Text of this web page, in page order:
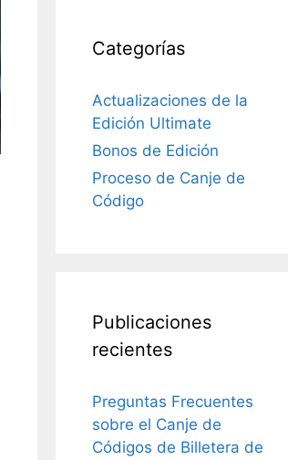
Categorías
Actualizaciones de la
Edición Ultimate
Bonos de Edición
Proceso de Canje de
Código
Publicaciones
recientes
Preguntas Frecuentes
sobre el Canje de
Códigos de Billetera de